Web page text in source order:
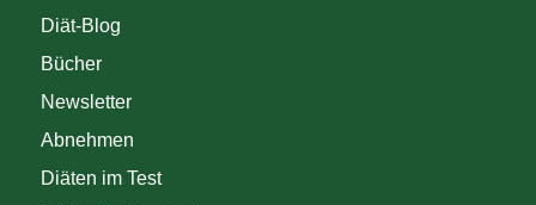
Diät-Blog
Bücher
Newsletter
Abnehmen
Diäten im Test